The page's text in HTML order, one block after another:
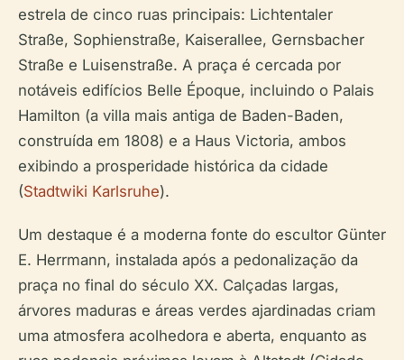
estrela de cinco ruas principais: Lichtentaler
Straße, Sophienstraße, Kaiserallee, Gernsbacher
Straße e Luisenstraße. A praça é cercada por
notáveis edifícios Belle Époque, incluindo o Palais
Hamilton (a villa mais antiga de Baden-Baden,
construída em 1808) e a Haus Victoria, ambos
exibindo a prosperidade histórica da cidade
(Stadtwiki Karlsruhe).
Um destaque é a moderna fonte do escultor Günter
E. Herrmann, instalada após a pedonalização da
praça no final do século XX. Calçadas largas,
árvores maduras e áreas verdes ajardinadas criam
uma atmosfera acolhedora e aberta, enquanto as